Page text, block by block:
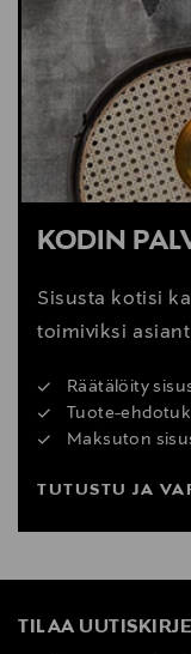
Digitaalinen osoite
https://
service/
KODIN
Sisusta kotisi
toimiviksi
Räätälöity
Tuote-
Maksuton
TUTUSTU JA
TILAA UUTISKIRJE